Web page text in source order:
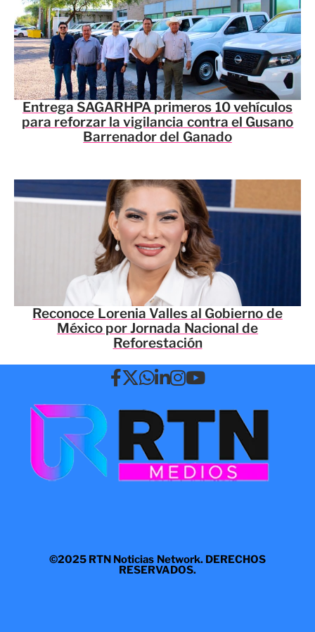
Entrega SAGARHPA primeros 10 vehículos
para reforzar la vigilancia contra el Gusano
Barrenador del Ganado
Reconoce Lorenia Valles al Gobierno de
México por Jornada Nacional de
Reforestación
©2025 RTN Noticias Network. DERECHOS
RESERVADOS.